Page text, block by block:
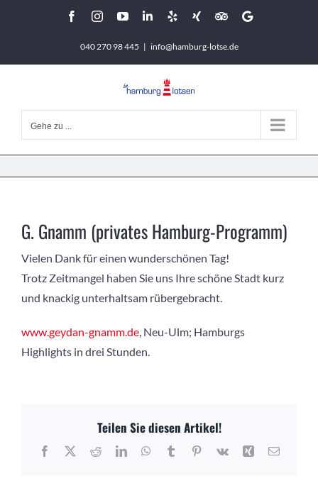
FacebookInstagramYouTubeLinkedIn
YelpXing Tripadvisor
Google
040 270 98 445 | info@hamburg-lotse.de
Gehe zu ...
G. Gnamm (privates Hamburg-Programm)
Vielen Dank für einen wunderschönen Tag!
Trotz Zeitmangel haben Sie uns Ihre schöne Stadt kurz
und knackig unterhaltsam rübergebracht.
www.geydan-gnamm.de, Neu-Ulm; Hamburgs
Highlights in drei Stunden.
Teilen Sie diesen Artikel!
Facebook
X RedditLinkedInWhatsApp
TumblrPinterest
Vk Xing E-